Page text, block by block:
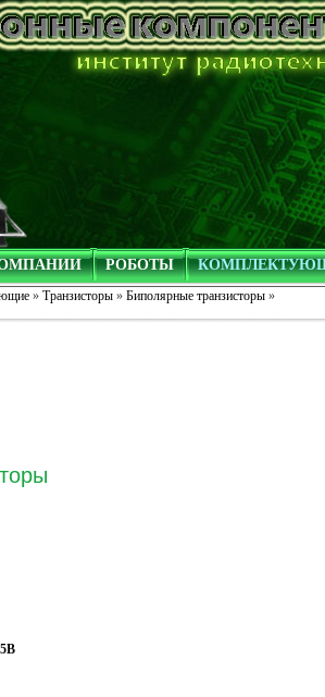
РОБОТЫ
» Транзисторы » Биполярные транзисторы »